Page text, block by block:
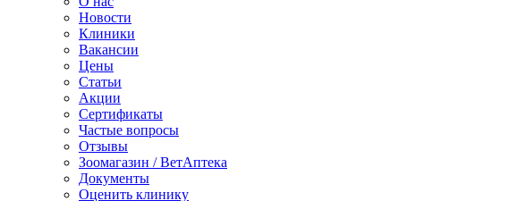
Новости
Клиники
Вакансии
Цены
Статьи
Акции
Сертификаты
Частые вопросы
Отзывы
Зоомагазин / ВетАптека
Документы
Оценить клинику